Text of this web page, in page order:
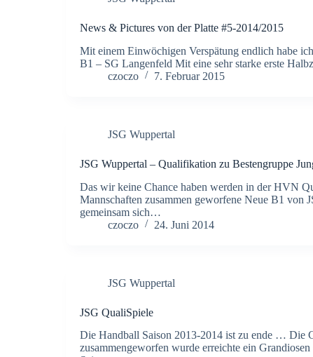
News & Pictures von der Platte #5-2014/2015
Mit einem Einwöchigen Verspätung endlich habe
B1 – SG Langenfeld Mit eine sehr starke erste
czoczo
7. Februar 2015
JSG Wuppertal
JSG Wuppertal – Qualifikation zu Bestengruppe
Das wir keine Chance haben werden in der HVN
Mannschaften zusammen geworfene Neue B1 von
gemeinsam sich…
czoczo
24. Juni 2014
JSG Wuppertal
JSG QualiSpiele
Die Handball Saison 2013-2014 ist zu ende … Die
zusammengeworfen wurde erreichte ein